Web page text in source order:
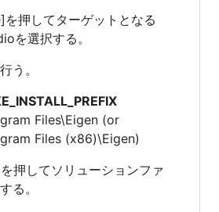
押してターゲットとなる
を選択する。
う。
Files\Eigen (or
Files (x86)\Eigen)
押してソリューションファ
る。